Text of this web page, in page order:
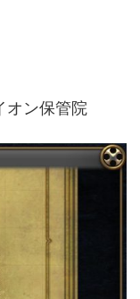
オン保管院